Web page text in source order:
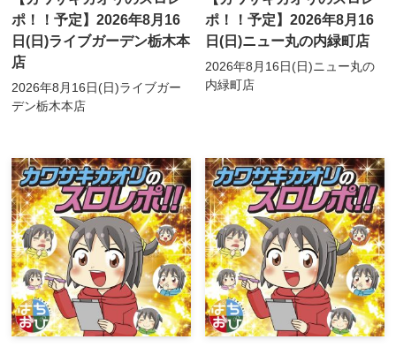
ポ！！予定】2026年8月16
日(日)ライブガーデン栃木本
店
2026年8月16日(日)ライブガー
デン栃木本店
ポ！！予定】2026年8月16
日(日)ニュー丸の内緑町店
2026年8月16日(日)ニュー丸の
内緑町店